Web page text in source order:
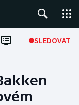
SLEDOVAT